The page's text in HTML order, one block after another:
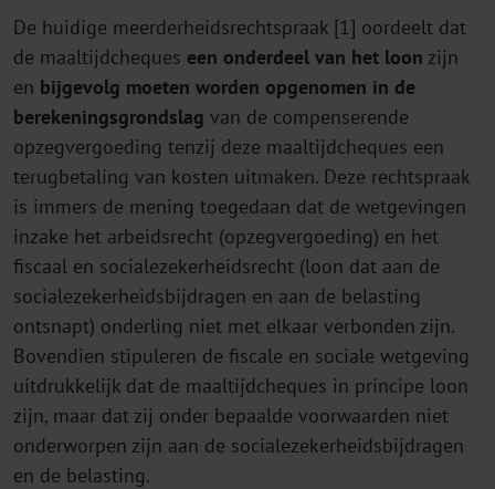
De huidige meerderheidsrechtspraak [1] oordeelt dat
de maaltijdcheques een onderdeel van het loon zijn
en bijgevolg moeten worden opgenomen in de
berekeningsgrondslag van de compenserende
opzegvergoeding tenzij deze maaltijdcheques een
terugbetaling van kosten uitmaken. Deze rechtspraak
is immers de mening toegedaan dat de wetgevingen
inzake het arbeidsrecht (opzegvergoeding) en het
fiscaal en socialezekerheidsrecht (loon dat aan de
socialezekerheidsbijdragen en aan de belasting
ontsnapt) onderling niet met elkaar verbonden zijn.
Bovendien stipuleren de fiscale en sociale wetgeving
uitdrukkelijk dat de maaltijdcheques in principe loon
zijn, maar dat zij onder bepaalde voorwaarden niet
onderworpen zijn aan de socialezekerheidsbijdragen
en de belasting.